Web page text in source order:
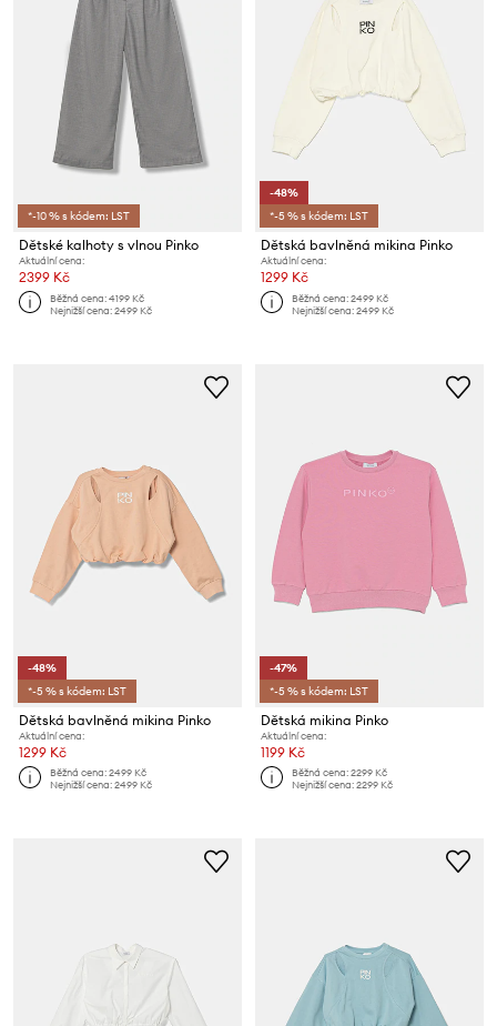
*-10 % s kódem: LST
Dětské kalhoty s vlnou Pinko
Aktuální cena:
2399 Kč
Běžná cena:4199 Kč
Nejnižší cena:2499 Kč
-48%
*-5 % s kódem: LST
Dětská bavlněná mikina Pinko
Aktuální cena:
1299 Kč
Běžná cena:2499 Kč
Nejnižší cena:2499 Kč
-48%
*-5 % s kódem: LST
Dětská bavlněná mikina Pinko
Aktuální cena:
1299 Kč
Běžná cena:2499 Kč
Nejnižší cena:2499 Kč
-47%
*-5 % s kódem: LST
Dětská mikina Pinko
Aktuální cena:
1199 Kč
Běžná cena:2299 Kč
Nejnižší cena:2299 Kč